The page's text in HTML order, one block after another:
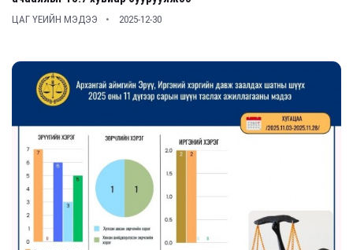
ЦАГ ҮЕИЙН МЭДЭЭ 2025-12-30